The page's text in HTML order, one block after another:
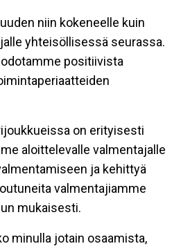
niin kokeneelle kuin
yhteisöllisessä seurassa.
positiivista
on erityisesti
aloittelevalle valmentajalle
ja kehittyä
valmentajiamme
mukaisesti.
minulla jotain osaamista,